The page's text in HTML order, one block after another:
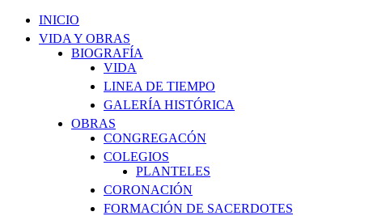
INICIO
VIDA Y OBRAS
BIOGRAFÍA
VIDA
LINEA DE TIEMPO
GALERÍA HISTÓRICA
OBRAS
CONGREGACÓN
COLEGIOS
PLANTELES
CORONACIÓN
FORMACIÓN DE SACERDOTES